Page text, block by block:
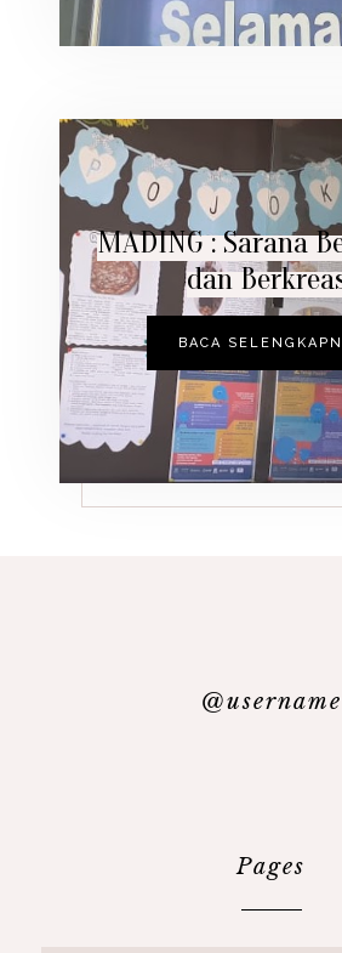
MADING : Sarana
dan
BACA
@username
Pages